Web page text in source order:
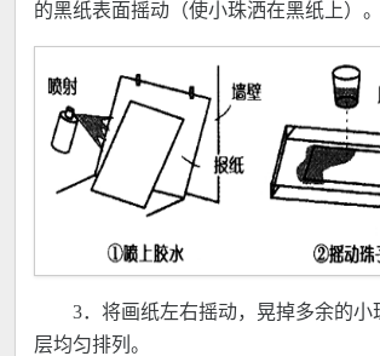
的黑纸表面摇动（使小珠洒在黑纸上）。
3．将画纸左右摇动，晃掉多余的小
层均匀排列。